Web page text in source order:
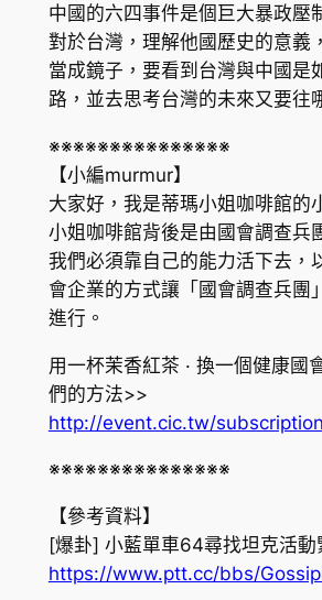
中國的六四事件是個巨大暴政壓
對於台灣，理解他國歷史的意義
當成鏡子，要看到台灣與中國是
路，並去思考台灣的未來又要往
※※※※※※※※※※※※※※※
【小編murmur】
大家好，我是蒂瑪小姐咖啡館的
小姐咖啡館背後是由國會調查兵
我們必須靠自己的能力活下去，
會企業的方式讓「國會調查兵團
進行。
用一杯茉香紅茶 · 換一個健康國
們的方法>>
http://event.cic.tw/
※※※※※※※※※※※※※※※
【參考資料】
[爆卦] 小藍單車64尋找坦克活動
https://www.ptt.cc/bbs/